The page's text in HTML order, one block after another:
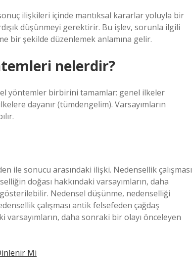
ilişkileri içinde mantıksal kararlar yoluyla bir
düşünmeyi gerektirir. Bu işlev, sorunla ilgili
bir şekilde düzenlemek anlamına gelir.
nelerdir?
yöntemler birbirini tamamlar: genel ilkeler
dayanır (tümdengelim). Varsayımların
ile sonucu arasındaki ilişki. Nedensellik çalışması
doğası hakkındaki varsayımların, daha
Nedensel düşünme, nedenselliği
çalışması antik felsefeden çağdaş
daha sonraki bir olayı önceleyen
Mi